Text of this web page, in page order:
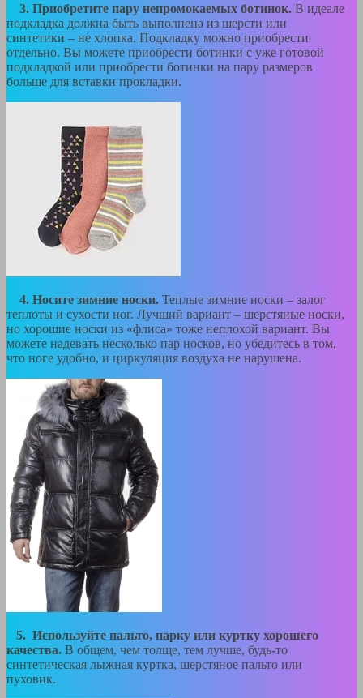
3. Приобретите пару непромокаемых ботинок. В идеале
подкладка должна быть выполнена из шерсти или
синтетики – не хлопка. Подкладку можно приобрести
отдельно. Вы можете приобрести ботинки с уже готовой
подкладкой или приобрести ботинки на пару размеров
больше для вставки прокладки.
4. Носите зимние носки. Теплые зимние носки – залог
теплоты и сухости ног. Лучший вариант – шерстяные носки,
но хорошие носки из «флиса» тоже неплохой вариант. Вы
можете надевать несколько пар носков, но убедитесь в том,
что ноге удобно, и циркуляция воздуха не нарушена.
5. Используйте пальто, парку или куртку хорошего
качества. В общем, чем толще, тем лучше, будь-то
синтетическая лыжная куртка, шерстяное пальто или
пуховик.